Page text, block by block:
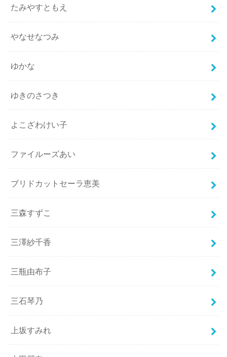
たみやすともえ
やなせなつみ
ゆかな
ゆきのさつき
よこざわけい子
ファイルーズあい
ブリドカットセーラ恵美
三森すずこ
三澤紗千香
三瓶由布子
三石琴乃
上坂すみれ